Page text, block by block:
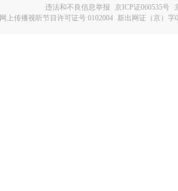
违法和不良信息举报
京ICP证060535号
网上传播视听节目许可证号 0102004 新出网证（京）